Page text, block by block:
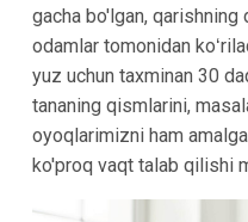
gacha bo'lgan,
odamlar tomonidan
yuz uchun taxminan 30
tananing qismlarini,
oyoqlarimizni ham
ko'proq vaqt talab qilishi